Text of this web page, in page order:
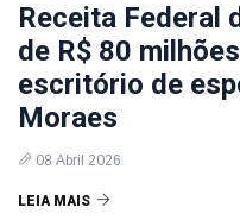
Receita Federal
de R$ 80
escritório de
Moraes
08 Abril 2026
LEIA MAIS